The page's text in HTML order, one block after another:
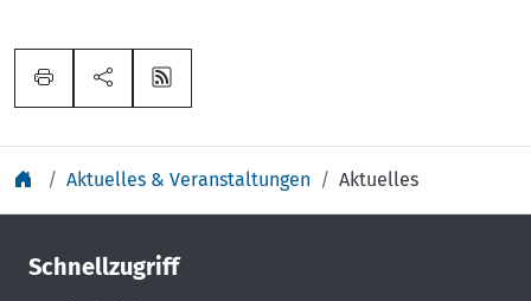
Aktuelles & Veranstaltungen Aktuelles
Schnellzugriff